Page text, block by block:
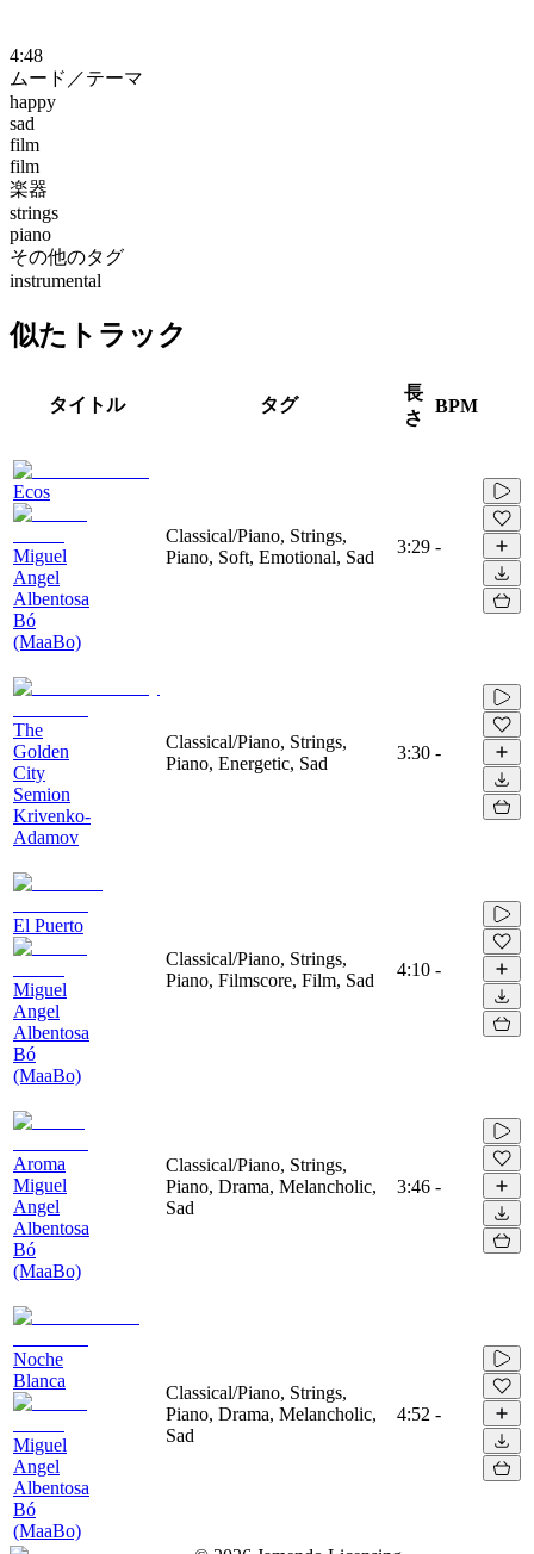
4:48
ムード／テーマ
happy
sad
film
film
楽器
strings
piano
その他のタグ
instrumental
似たトラック
タイトル タグ
長
さ
BPM
Ecos
Miguel
Angel
Albentosa
Bó
(MaaBo)
Classical/Piano, Strings,
Piano, Soft, Emotional, Sad
3:29 -
The
Golden
City
Semion
Krivenko-
Adamov
Classical/Piano, Strings,
Piano, Energetic, Sad
3:30 -
El Puerto
Miguel
Angel
Albentosa
Bó
(MaaBo)
Classical/Piano, Strings,
Piano, Filmscore, Film, Sad
4:10 -
Aroma
Miguel
Angel
Albentosa
Bó
(MaaBo)
Classical/Piano, Strings,
Piano, Drama, Melancholic,
Sad
3:46 -
Noche
Blanca
Miguel
Angel
Albentosa
Bó
(MaaBo)
Classical/Piano, Strings,
Piano, Drama, Melancholic,
Sad
4:52 -